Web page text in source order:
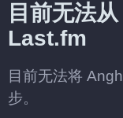
目前无法
Last.fm
目前无法将
步。